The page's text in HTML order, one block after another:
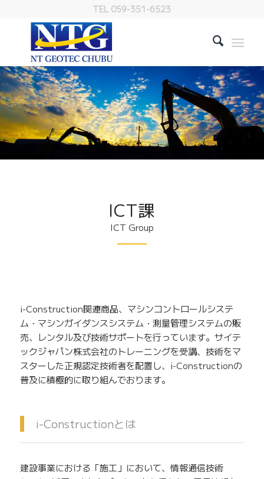
TEL 059-351-6523
ICT課
ICT Group
i-Construction関連商品、マシンコントロールシステ
ム・マシンガイダンスシステム・測量管理システムの販
売、レンタル及び技術サポートを行っています。サイテ
ックジャパン株式会社のトレーニングを受講、技術をマ
スターした正規認定技術者を配置し、i-Constructionの
普及に積極的に取り組んでおります。
i-Constructionとは
建設事業における「施工」において、情報通信技術